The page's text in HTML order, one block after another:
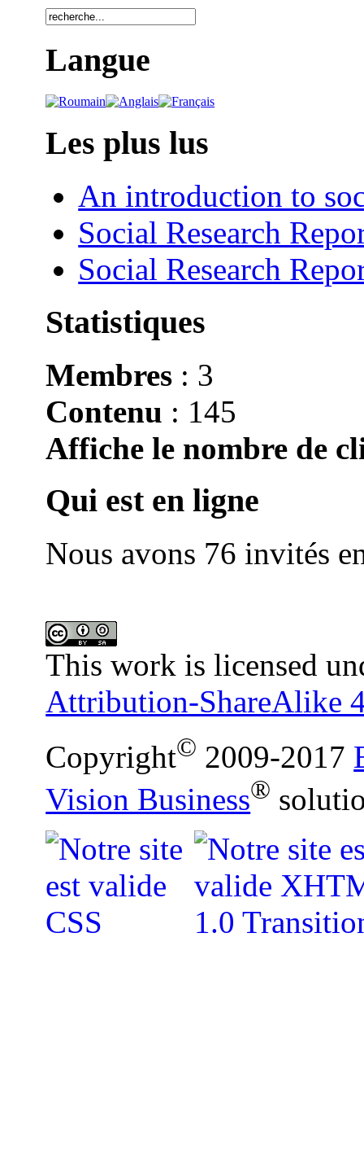
Langue
Les plus lus
An introduction to
Social Research
Social Research
Statistiques
Membres : 3
Contenu : 145
Affiche le nombre de
Qui est en ligne
Nous avons 76 invités
This work is licensed
Attribution-ShareAlike
Copyright© 2009-2017
Vision Business®